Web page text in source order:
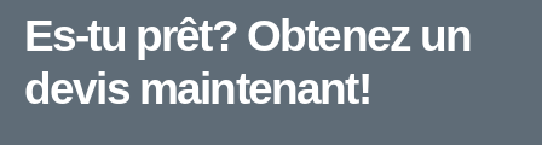
Es-tu prêt? Obtenez un
devis maintenant!